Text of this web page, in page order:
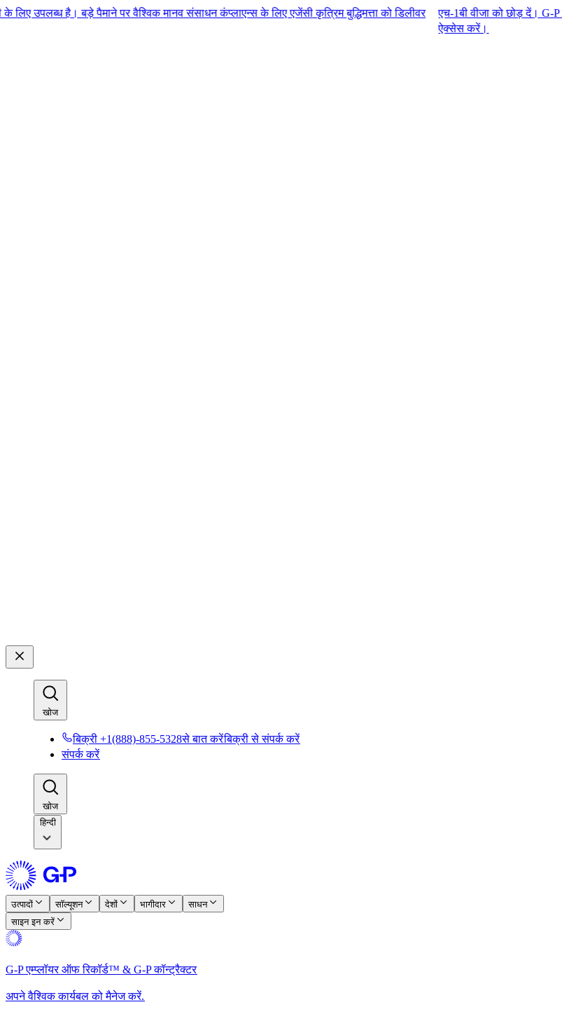
बड़े पैमाने पर वैश्विक मानव संसाधन कंप्लाएन्स के लिए एजेंसी कृत्रिम बुद्धिमत्ता को डिलीवर
एच-1बी वीजा को छोड़ दें। G-P एम्प्लॉयर
ऐक्सेस करें।​​
खोज​​
बिक्री +1(888)-855-5328से बात करें​​बिक्री से संपर्क करें​​
संपर्क करें​​
खोज​​
हिन्दी
उत्पादों​​ सॉल्यूशन​​ देशों​​ भागीदार​​
साधन​​
साइन इन करें​​
G-P एम्प्लॉयर ऑफ रिकॉर्ड™ & G-P कॉन्ट्रैक्टर​​
अपने वैश्विक कार्यबल को मैनेज करें.​​